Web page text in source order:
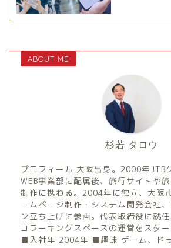
ABOUT ME
杉若 タロウ
プロフィール 大阪出身。2000年JTB
WEB事業部に配属後、旅行サイトや
制作に携わる。2004年に独立、大阪
ームページ制作・システム開発会社
ン立ち上げに参画。代表取締役に就
コワーキングスペースの運営をスター
■入社年 2004年 ■趣味 ゲーム、ド